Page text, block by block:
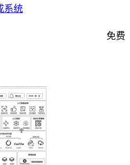
系统
免费